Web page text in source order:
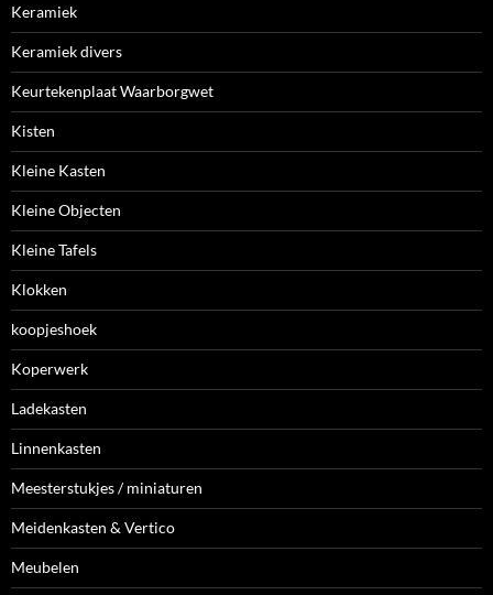
Keramiek
Keramiek divers
Keurtekenplaat Waarborgwet
Kisten
Kleine Kasten
Kleine Objecten
Kleine Tafels
Klokken
koopjeshoek
Koperwerk
Ladekasten
Linnenkasten
Meesterstukjes / miniaturen
Meidenkasten & Vertico
Meubelen